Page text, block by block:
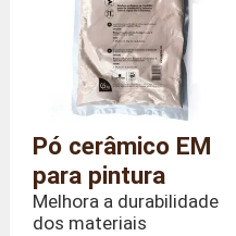
Pó cerâmico EM
para pintura
Melhora a durabilidade
dos materiais